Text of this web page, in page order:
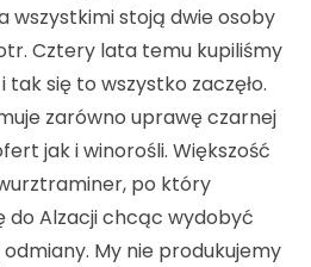
wszystkimi stoją dwie osoby
Cztery lata temu kupiliśmy
się to wszystko zaczęło.
zarówno uprawę czarnej
jak i winorośli. Większość
po który
do Alzacji chcąc wydobyć
My nie produkujemy